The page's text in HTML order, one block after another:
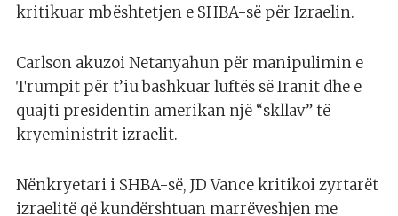
kritikuar mbështetjen e SHBA-së për Izraelin.
Carlson akuzoi Netanyahun për manipulimin e
Trumpit për t’iu bashkuar luftës së Iranit dhe e
quajti presidentin amerikan një “skllav” të
kryeministrit izraelit.
Nënkryetari i SHBA-së, JD Vance kritikoi zyrtarët
izraelitë që kundërshtuan marrëveshjen me